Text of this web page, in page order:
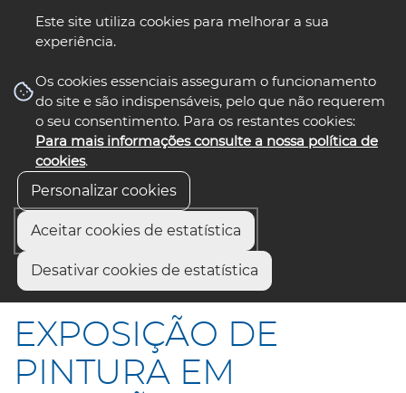
Este site utiliza cookies para melhorar a sua
experiência.
Os cookies essenciais asseguram o funcionamento
do site e são indispensáveis, pelo que não requerem
o seu consentimento. Para os restantes cookies:
Para mais informações consulte a nossa política de
cookies.
Personalizar cookies
Aceitar cookies de estatística
Desativar cookies de estatística
nos select language
Início
EXPOSIÇÃO DE PINTURA EM EXIBIÇÃO NO ATLAS AVEIRO
EXPOSIÇÃO DE
PINTURA EM